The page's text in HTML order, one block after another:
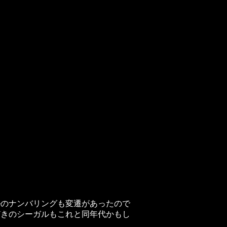
ナンバリングも変遷があったので
のシーガルもこれと同年代かもし